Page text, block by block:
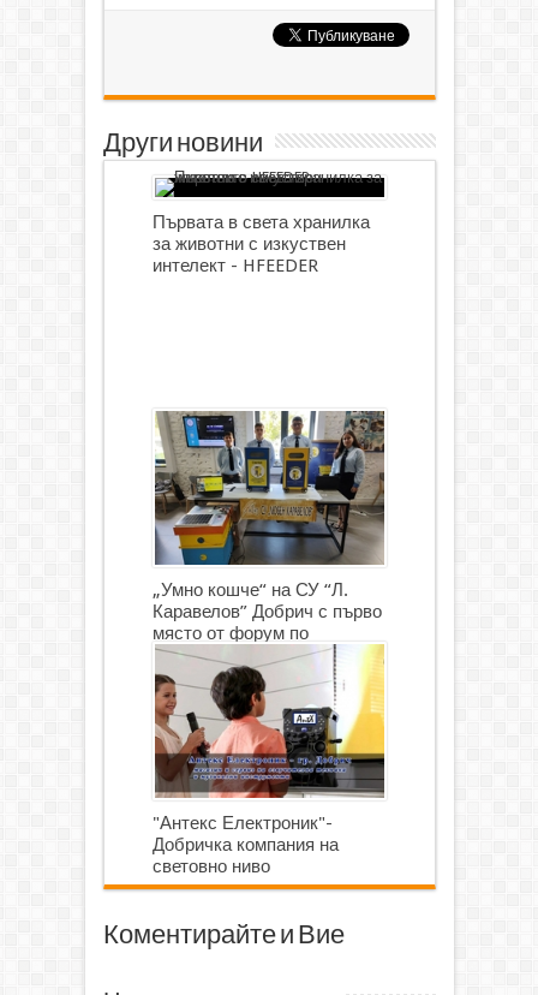
Други новини
Първата в света хранилка
за животни с изкуствен
интелект - HFEEDER
„Умно кошче“ на СУ “Л.
Каравелов” Добрич с първо
място от форум по
роботика
"Антекс Електроник"-
Добричка компания на
световно ниво
Коментирайте и Вие